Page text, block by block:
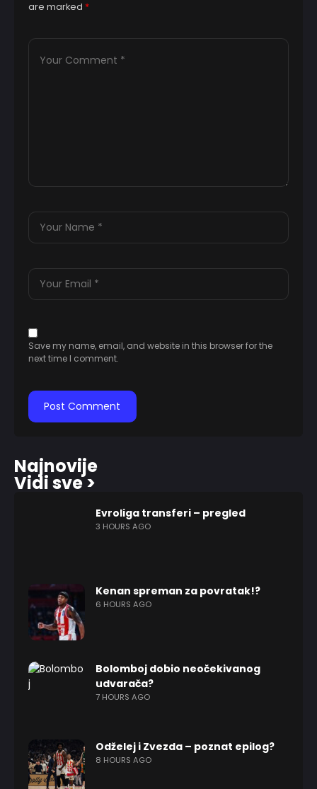
are marked *
Save my name, email, and website in this browser for the
next time I comment.
Najnovije
Vidi sve >
Evroliga transferi – pregled
3 HOURS AGO
Kenan spreman za povratak!?
6 HOURS AGO
Bolomboj dobio neočekivanog
udvarača?
7 HOURS AGO
Odželej i Zvezda – poznat epilog?
8 HOURS AGO